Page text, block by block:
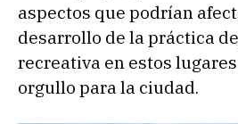
aspectos que podrían
desarrollo de la práctica
recreativa en estos
orgullo para la ciudad.